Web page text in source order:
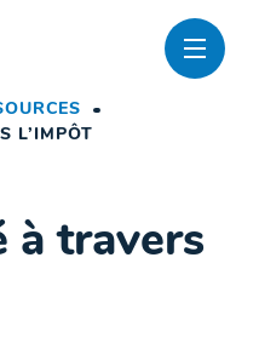
L’IMPÔT
à travers